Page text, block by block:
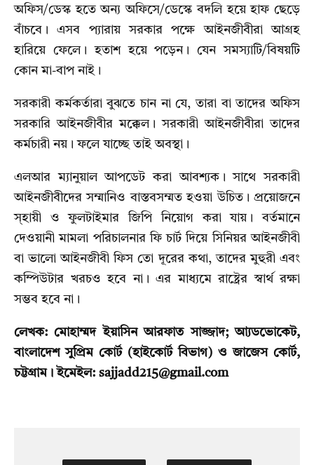
অফিস/ডেস্ক হতে অন্য অফিসে/ডেস্কে বদলি হয়ে হাফ ছেড়ে
বাঁচবে। এসব প্যারায় সরকার পক্ষে আইনজীবীরা আগ্রহ
হারিয়ে ফেলে। হতাশ হয়ে পড়েন। যেন সমস্যাটি/বিষয়টি
কোন মা-বাপ নাই।
সরকারী কর্মকর্তারা বুঝতে চান না যে, তারা বা তাদের অফিস
সরকারি আইনজীবীর মক্কেল। সরকারী আইনজীবীরা তাদের
কর্মচারী নয়। ফলে যাচ্ছে তাই অবস্থা।
এলআর ম্যানুয়াল আপডেট করা আবশ্যক। সাথে সরকারী
আইনজীবীদের সম্মানিও বাস্তবসম্মত হওয়া উচিত। প্রয়োজনে
স্হায়ী ও ফুলটাইমার জিপি নিয়োগ করা যায়। বর্তমানে
দেওয়ানী মামলা পরিচালনার ফি চার্ট দিয়ে সিনিয়র আইনজীবী
বা ভালো আইনজীবী ফিস তো দূরের কথা, তাদের মুহুরী এবং
কম্পিউটার খরচও হবে না। এর মাধ্যমে রাষ্ট্রের স্বার্থ রক্ষা
সম্ভব হবে না।
লেখক: মোহাম্মদ ইয়াসিন আরফাত সাজ্জাদ; আ্যডভোকেট,
বাংলাদেশ সুপ্রিম কোর্ট (হাইকোর্ট বিভাগ) ও জাজেস কোর্ট,
চট্টগ্রাম। ইমেইল: sajjadd215@gmail.com